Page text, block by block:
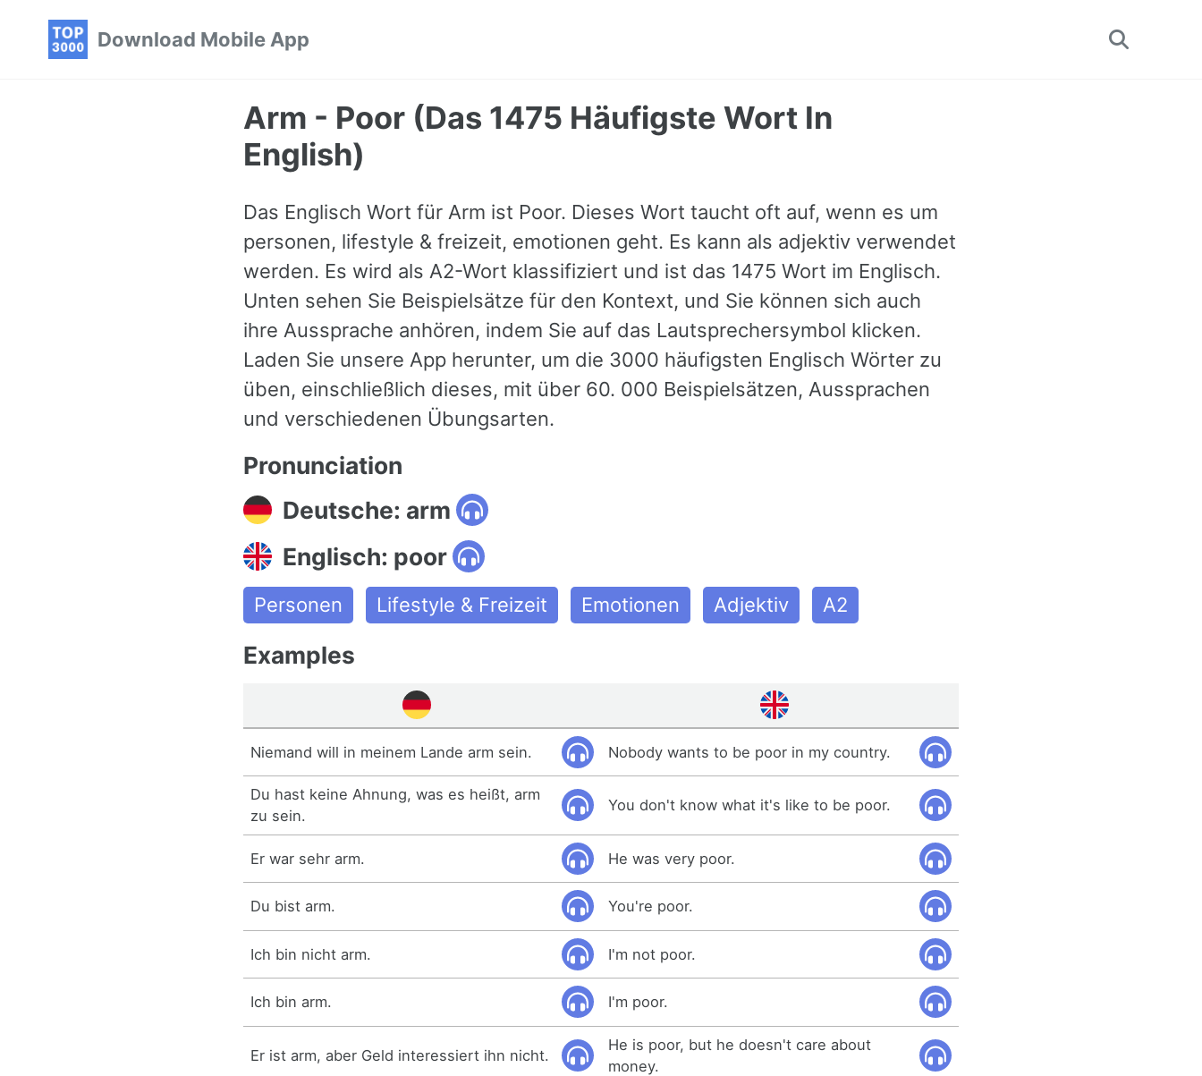
Download Mobile App
Toggle
Arm - Poor (Das 1475 Häufigste Wort In
English)
Das Englisch Wort für Arm ist Poor. Dieses Wort taucht oft auf, wenn es um
personen, lifestyle & freizeit, emotionen geht. Es kann als adjektiv verwendet
werden. Es wird als A2-Wort klassifiziert und ist das 1475 Wort im Englisch.
Unten sehen Sie Beispielsätze für den Kontext, und Sie können sich auch
ihre Aussprache anhören, indem Sie auf das Lautsprechersymbol klicken.
Laden Sie unsere App herunter, um die 3000 häufigsten Englisch Wörter zu
üben, einschließlich dieses, mit über 60. 000 Beispielsätzen, Aussprachen
und verschiedenen Übungsarten.
Pronunciation
Deutsche: arm
Englisch: poor
Personen Lifestyle & Freizeit Emotionen Adjektiv A2
Examples
Niemand will in meinem Lande arm sein. Nobody wants to be poor in my country.
Du hast keine Ahnung, was es heißt, arm
zu sein.
You don't know what it's like to be poor.
Er war sehr arm. He was very poor.
Du bist arm. You're poor.
Ich bin nicht arm. I'm not poor.
Ich bin arm. I'm poor.
Er ist arm, aber Geld interessiert ihn nicht.
He is poor, but he doesn't care about
money.